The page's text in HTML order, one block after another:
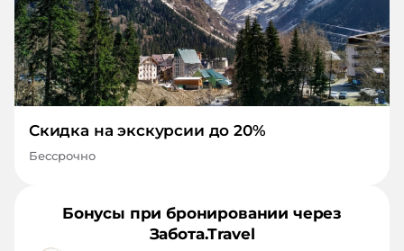
Скидка на экскурсии до 20%
Бессрочно
Бонусы при бронировании через
Забота.Travel